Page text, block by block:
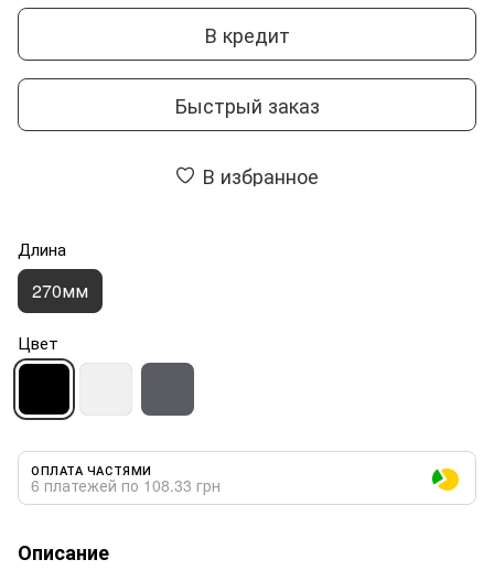
В кредит
Быстрый заказ
В избранное
Длина
270мм
Цвет
ОПЛАТА ЧАСТЯМИ
6 платежей по 108.33 грн
Описание